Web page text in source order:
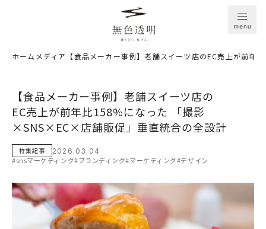
ホーム メディア 【食品メーカー事例】老舗スイーツ店のEC売上が前
【食品​メーカー事例】老舗スイーツ店の​
EC売上が​前年比158%に​なった​ ​「撮影
×SNS×EC×店舗販促」​垂直統合の​全設​計
特集記事 2026.03.04
#snsマーケティング#ブランディング#マーケティング#デザイン